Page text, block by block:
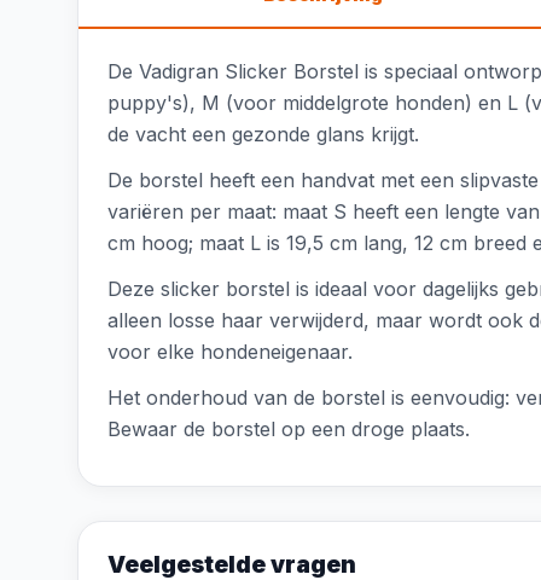
De Vadigran Slicker Borstel is speciaal
puppy's), M (voor middelgrote honden) en L
de vacht een gezonde glans krijgt.
De borstel heeft een handvat met een
variëren per maat: maat S heeft een lengte
cm hoog; maat L is 19,5 cm lang, 12 cm
Deze slicker borstel is ideaal voor dagelijks
alleen losse haar verwijderd, maar wordt ook
voor elke hondeneigenaar.
Het onderhoud van de borstel is eenvoudig:
Bewaar de borstel op een droge plaats.
Veelgestelde vragen